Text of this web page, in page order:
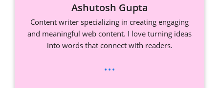
Ashutosh Gupta
Content writer specializing in creating engaging
and meaningful web content. I love turning ideas
into words that connect with readers.
...